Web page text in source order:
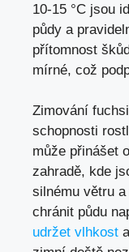
10-15 °C jsou
půdy a
přítomnost
mírné, což
Zimování
schopnosti
může přinášet
zahradě, kde
silnému větru
chránit půdu
udržet vlhkost